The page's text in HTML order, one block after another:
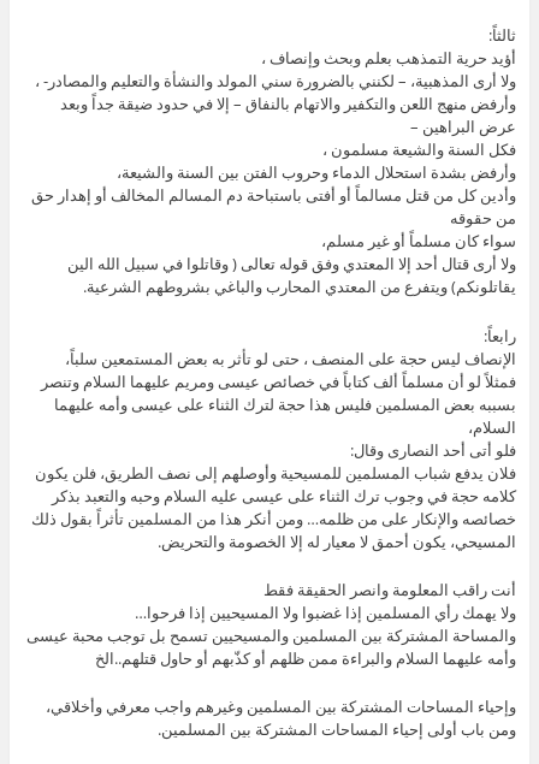
ثالثاً:
أؤيد حرية التمذهب بعلم وبحث وإنصاف ،
ولا أرى المذهبية، – لكنني بالضرورة سني المولد والنشأة والتعليم والمصادر- ،
وأرفض منهج اللعن والتكفير والاتهام بالنفاق – إلا في حدود ضيقة جداً وبعد
عرض البراهين –
فكل السنة والشيعة مسلمون ،
وأرفض بشدة استحلال الدماء وحروب الفتن بين السنة والشيعة،
وأدين كل من قتل مسالماً أو أفتى باستباحة دم المسالم المخالف أو إهدار حق
من حقوقه
سواء كان مسلماً أو غير مسلم،
ولا أرى قتال أحد إلا المعتدي وفق قوله تعالى ( وقاتلوا في سبيل الله الين
يقاتلونكم) ويتفرع من المعتدي المحارب والباغي بشروطهم الشرعية.
رابعاً:
الإنصاف ليس حجة على المنصف ، حتى لو تأثر به بعض المستمعين سلباً،
فمثلاً لو أن مسلماً ألف كتاباً في خصائص عيسى ومريم عليهما السلام وتنصر
بسببه بعض المسلمين فليس هذا حجة لترك الثناء على عيسى وأمه عليهما
السلام،
فلو أتى أحد النصارى وقال:
فلان يدفع شباب المسلمين للمسيحية وأوصلهم إلى نصف الطريق، فلن يكون
كلامه حجة في وجوب ترك الثناء على عيسى عليه السلام وحبه والتعبد بذكر
خصائصه والإنكار على من ظلمه… ومن أنكر هذا من المسلمين تأثراً بقول ذلك
المسيحي، يكون أحمق لا معيار له إلا الخصومة والتحريض.
أنت راقب المعلومة وانصر الحقيقة فقط
ولا يهمك رأي المسلمين إذا غضبوا ولا المسيحيين إذا فرحوا…
والمساحة المشتركة بين المسلمين والمسيحيين تسمح بل توجب محبة عيسى
وأمه عليهما السلام والبراءة ممن ظلهم أو كذّبهم أو حاول قتلهم..الخ
وإحياء المساحات المشتركة بين المسلمين وغيرهم واجب معرفي وأخلاقي،
ومن باب أولى إحياء المساحات المشتركة بين المسلمين.